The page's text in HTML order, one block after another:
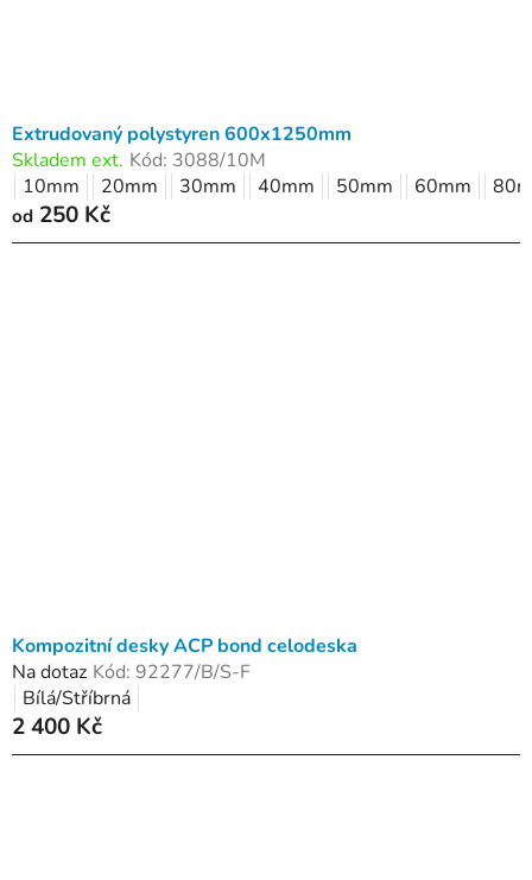
ů
Extrudovaný polystyren 600x1250mm
Skladem ext. Kód: 3088/10M
10mm
20mm 30mm 40mm 50mm 60mm
od 250 Kč
Kompozitní desky ACP bond celodeska
Na dotaz Kód: 92277/B/S-F
Bílá/Stříbrná
2 400 Kč